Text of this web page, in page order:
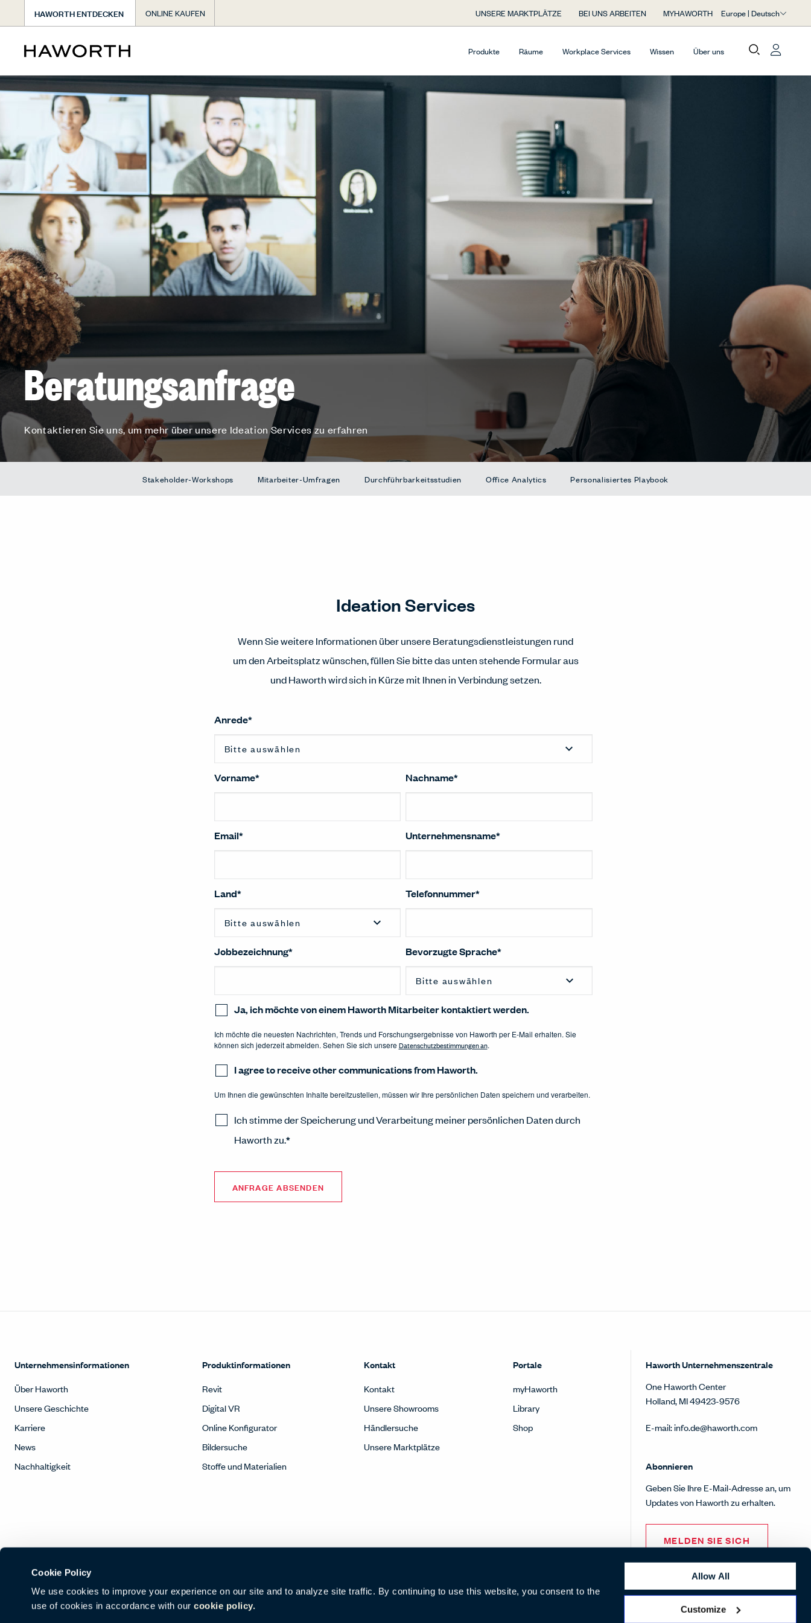
Cookie Policy
We use cookies to improve your experience on our site and to analyze site traffic. By continuing to use this website, you consent to the
use of cookies in accordance with ourcookie policy.
Allow All
Customize
HAWORTH ENTDECKEN ONLINE KAUFEN UNSERE MARKTPLÄTZE BEI UNS ARBEITEN MYHAWORTH Europe | Deutsch
Produkte Räume Workplace Services Wissen Über uns
Beratungsanfrage
Kontaktieren Sie uns, um mehr über unsere Ideation Services zu erfahren
Stakeholder-Workshops Mitarbeiter-Umfragen Durchführbarkeitsstudien Office Analytics Personalisiertes Playbook
Ideation Services
Wenn Sie weitere Informationen über unsere Beratungsdienstleistungen rund
um den Arbeitsplatz wünschen, füllen Sie bitte das unten stehende Formular aus
und Haworth wird sich in Kürze mit Ihnen in Verbindung setzen.
Anrede*
Vorname* Nachname*
Email* Unternehmensname*
Land* Telefonnummer*
Jobbezeichnung* Bevorzugte Sprache*
Ja, ich möchte von einem Haworth Mitarbeiter kontaktiert werden.
Ich möchte die neuesten Nachrichten, Trends und Forschungsergebnisse von Haworth per E-Mail erhalten. Sie
können sich jederzeit abmelden. Sehen Sie sich unsereDatenschutzbestimmungen an.
I agree to receive other communications from Haworth.
Um Ihnen die gewünschten Inhalte bereitzustellen, müssen wir Ihre persönlichen Daten speichern und verarbeiten.
Ich stimme der Speicherung und Verarbeitung meiner persönlichen Daten durch
Haworth zu.*
Unternehmensinformationen
Über Haworth
Unsere Geschichte
Karriere
News
Nachhaltigkeit
Produktinformationen
Revit
Digital VR
Online Konfigurator
Bildersuche
Stoffe und Materialien
Kontakt
Kontakt
Unsere Showrooms
Händlersuche
Unsere Marktplätze
Portale
myHaworth
Library
Shop
Haworth Unternehmenszentrale
One Haworth Center
Holland, MI 49423-9576
E-mail:info.de@haworth.com
Abonnieren
Geben Sie Ihre E-Mail-Adresse an, um
Updates von Haworth zu erhalten.
MELDEN SIE SICH